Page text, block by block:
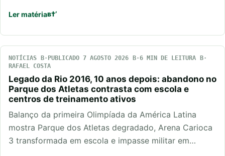
Ler matéria
NOTÍCIAS PUBLICADO 7 AGOSTO 2026
6 MIN DE LEITURA
RAFAEL COSTA
Legado da Rio 2016, 10 anos depois: abandono no
Parque dos Atletas contrasta com escola e
centros de treinamento ativos
Balanço da primeira Olimpíada da América Latina
mostra Parque dos Atletas degradado, Arena Carioca
3 transformada em escola e impasse militar em…